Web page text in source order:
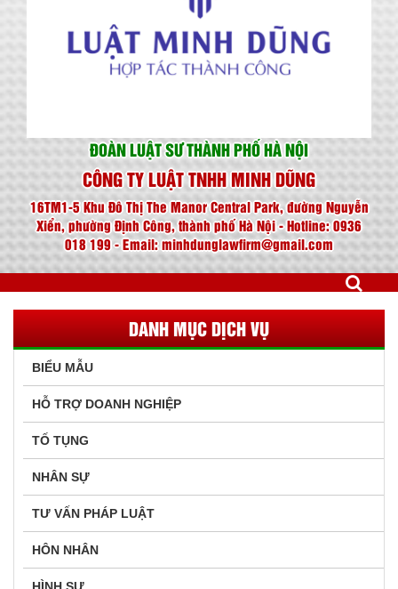
ĐOÀN LUẬT SƯ THÀNH PHỐ HÀ NỘI
CÔNG TY LUẬT TNHH MINH DŨNG
16TM1-5 Khu Đô Thị The Manor Central Park, đường Nguyễn
Xiển, phường Định Công, thành phố Hà Nội - Hotline: 0936
018 199 - Email: minhdunglawfirm@gmail.com
DANH MỤC DỊCH VỤ
BIỂU MẪU
HỖ TRỢ DOANH NGHIỆP
TỐ TỤNG
NHÂN SỰ
TƯ VẤN PHÁP LUẬT
HÔN NHÂN